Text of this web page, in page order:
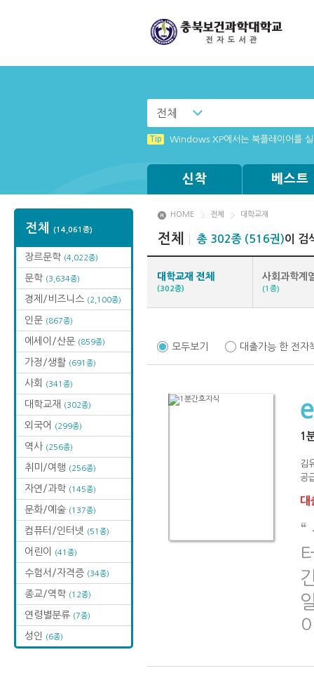
전체
Tip Windows XP에서는 북플레이어를
신착 베스트
전체 (14,061종)
장르문학 (4,022종)
문학 (3,634종)
경제/비즈니스 (2,100종)
인문 (867종)
에세이/산문 (859종)
가정/생활 (691종)
사회 (341종)
대학교재 (302종)
외국어 (299종)
역사 (256종)
취미/여행 (256종)
자연/과학 (145종)
문화/예술 (137종)
컴퓨터/인터넷 (51종)
어린이 (41종)
수험서/자격증 (34종)
종교/역학 (12종)
연령별분류 (7종)
성인 (6종)
HOME 전체 대학교재
전체 총 302종 (516권)이 검
대학교재 전체
(302종)
사회과학계
(1종)
모두보기 대출가능 한 전자
1
김
공
대